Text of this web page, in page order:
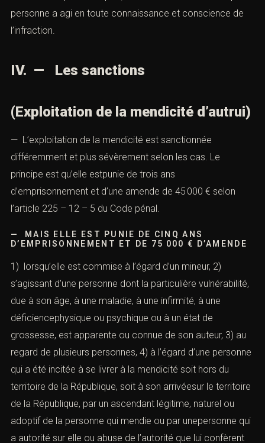
personne a agi en toute connaissance et conscience de
l’infraction.
IV. — Les sanctions
(Exploitation de la mendicité d’autrui)
— L’exploitation de la mendicité est sanctionnée
différemment et plus sévèrement selon les cas. Le
principe est qu’elle estpunie de trois ans
d’emprisonnement et d’une amende de 45 000 € selon
l’article 225 – 12 – 5 du Code pénal.
— MAIS ELLE EST PUNIE DE CINQ ANS
D’EMPRISONNEMENT ET DE 75 000 € D’AMENDE
1) lorsqu’elle est commise à l’égard d’un mineur, 2)
s’agissant d’une personne dont la particulière vulnérabilité,
due à son âge, à une maladie, à une infirmité, à une
déficiencephysique ou psychique ou à un état de
grossesse, est apparente ou connue de son auteur, 3) au
regard de plusieurs personnes, 4) à l’égard d’une personne
qui a été incitée à se livrer à la mendicité soit hors du
territoire de la République, soit à son arrivéesur le territoire
de la République, par un ascendant légitime, naturel ou
adoptif de la personne qui mendie ou par unepersonne qui
a autorité sur elle ou abuse de l’autorité que lui confèrent